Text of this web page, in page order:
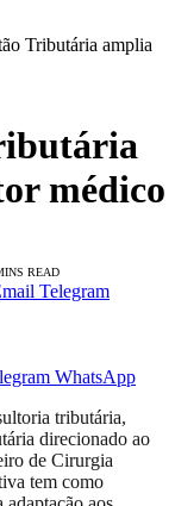
Tributária amplia
médico
READ
Telegram
WhatsApp
tributária,
direcionado ao
de Cirurgia
tem como